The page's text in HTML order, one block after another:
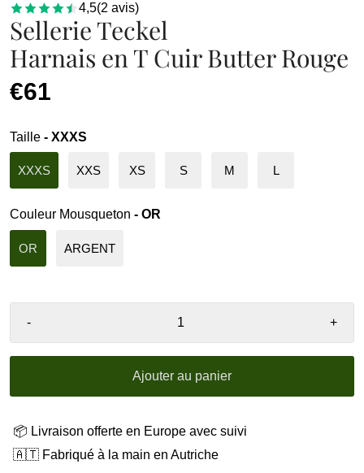
4,5(2 avis)
Sellerie Teckel
Harnais en T Cuir Butter Rouge
€61
Taille - XXXS
XXXS XXS XS S M L
Couleur Mousqueton - OR
OR ARGENT
- +
Ajouter au panier
📦 Livraison offerte en Europe avec suivi
🇦🇹 Fabriqué à la main en Autriche